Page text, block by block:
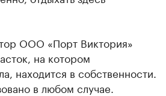
ООО «Порт Виктория»
на котором
находится в собственности.
в любом случае.